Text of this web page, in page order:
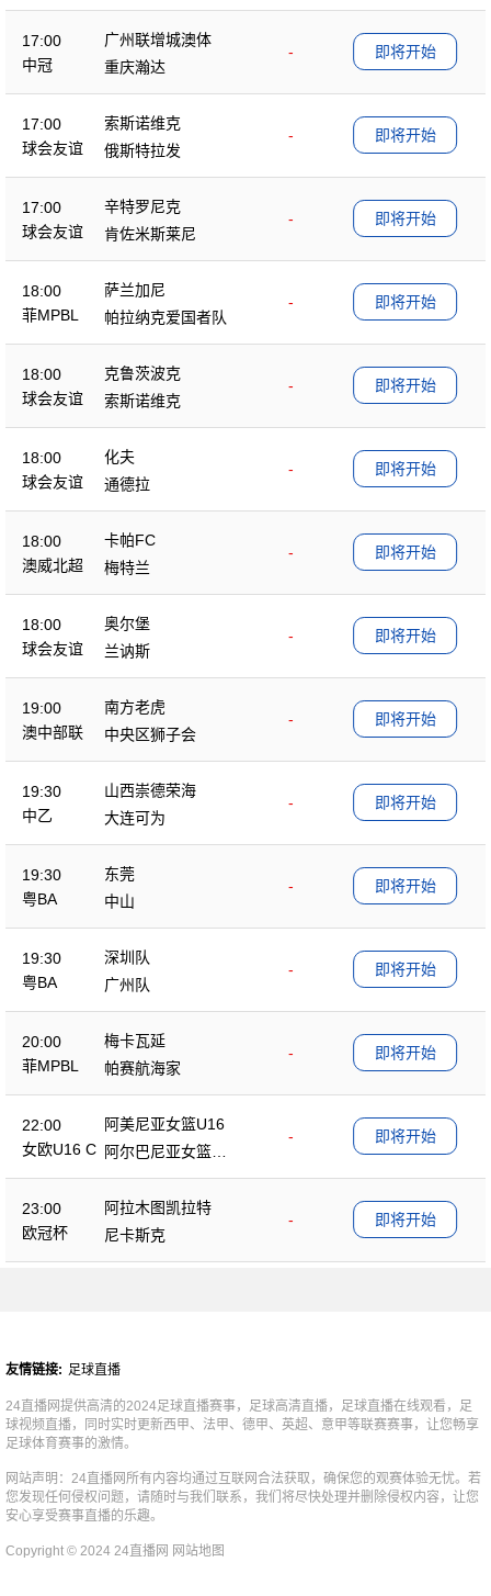
17:00
中冠
广州联增城澳体
-
重庆瀚达
即将开始
17:00
球会友谊
索斯诺维克
-
俄斯特拉发
即将开始
17:00
球会友谊
辛特罗尼克
-
肯佐米斯莱尼
即将开始
18:00
菲MPBL
萨兰加尼
-
帕拉纳克爱国者队
即将开始
18:00
球会友谊
克鲁茨波克
-
索斯诺维克
即将开始
18:00
球会友谊
化夫
-
通德拉
即将开始
18:00
澳威北超
卡帕FC
-
梅特兰
即将开始
18:00
球会友谊
奥尔堡
-
兰讷斯
即将开始
19:00
澳中部联
南方老虎
-
中央区狮子会
即将开始
19:30
中乙
山西崇德荣海
-
大连可为
即将开始
19:30
粤BA
东莞
-
中山
即将开始
19:30
粤BA
深圳队
-
广州队
即将开始
20:00
菲MPBL
梅卡瓦延
-
帕赛航海家
即将开始
22:00
女欧U16 C
阿美尼亚女篮U16
-
阿尔巴尼亚女篮U1
6
即将开始
23:00
欧冠杯
阿拉木图凯拉特
-
尼卡斯克
即将开始
友情链接: 足球直播
24直播网提供高清的2024足球直播赛事，足球高清直播，足球直播在线观看，足
球视频直播，同时实时更新西甲、法甲、德甲、英超、意甲等联赛赛事，让您畅享
足球体育赛事的激情。
网站声明：24直播网所有内容均通过互联网合法获取，确保您的观赛体验无忧。若
您发现任何侵权问题，请随时与我们联系，我们将尽快处理并删除侵权内容，让您
安心享受赛事直播的乐趣。
Copyright © 2024 24直播网 网站地图